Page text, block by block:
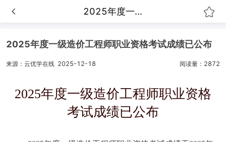
2025年度一...
2025年度一级造价工程师职业资格考试成绩已公布
来源：云优学在线 2025-12-18 阅读量：2872
2025年度一级造价工程师职业资格
考试成绩已公布